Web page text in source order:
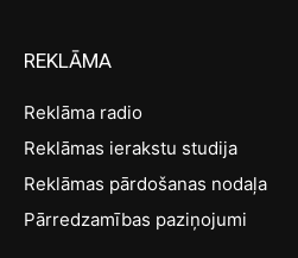
REKLĀMA
Reklāma radio
Reklāmas ierakstu studija
Reklāmas pārdošanas nodaļa
Pārredzamības paziņojumi